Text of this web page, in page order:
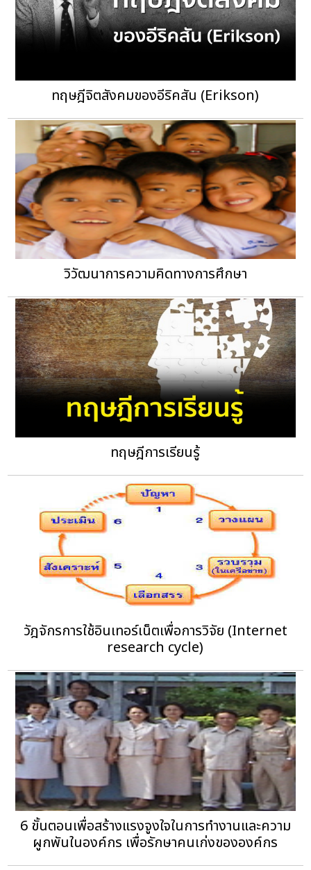
ทฤษฎีจิตสังคมของอีริคสัน (Erikson)
วิวัฒนาการความคิดทางการศึกษา
ทฤษฎีการเรียนรู้
วัฎจักรการใช้อินเทอร์เน็ตเพื่อการวิจัย (Internet
research cycle)
6 ขั้นตอนเพื่อสร้างแรงจูงใจในการทำงานและความ
ผูกพันในองค์กร เพื่อรักษาคนเก่งขององค์กร